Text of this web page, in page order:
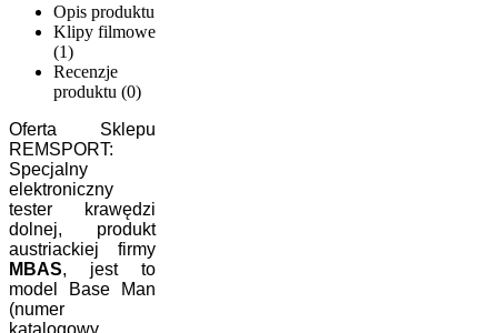
Opis produktu
Klipy filmowe
(1)
Recenzje
produktu (0)
Oferta Sklepu
REMSPORT:
Specjalny
elektroniczny
tester krawędzi
dolnej, produkt
austriackiej firmy
MBAS, jest to
model Base Man
(numer
katalogowy